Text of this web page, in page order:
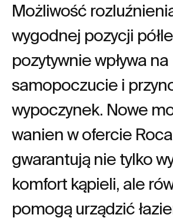
Możliwość
wygodnej pozycji
pozytywnie wpływa na
samopoczucie i
wypoczynek. Nowe
wanien w ofercie Roca
gwarantują nie tylko
komfort kąpieli, ale
pomogą urządzić